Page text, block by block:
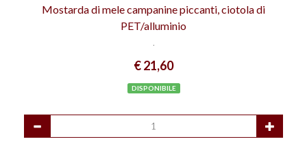
Mostarda di mele campanine piccanti, ciotola di
PET/alluminio
.
€ 21,60
DISPONIBILE